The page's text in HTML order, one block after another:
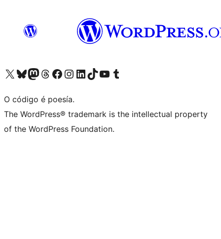
Visita la cuenta de X (anteriormente Twitter)
Visita a nosa conta de Bluesky
Visita a nosa conta de Mastodon
Visita a nosa conta de Threads
Visita a nosa páxina de Facebook
Visita a nosa conta de Instagram
Visita a nosa conta de LinkedIn
Visita a nosa conta de TikTok
Visita a nosa canle de YouTube
Visita a nosa conta de Tumblr
O código é poesía.
The WordPress® trademark is the intellectual property
of the WordPress Foundation.